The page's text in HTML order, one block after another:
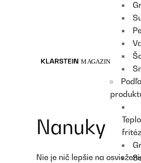
Podľa
Nanuky
Nie je nič lepšie na